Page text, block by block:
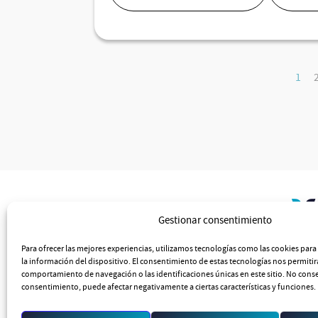
Gestionar consentimiento
Para ofrecer las mejores experiencias, utilizamos tecnologías como las cookies
la información del dispositivo. El consentimiento de estas tecnologías nos
comportamiento de navegación o las identificaciones únicas en este sitio. No
consentimiento, puede afectar negativamente a ciertas características y funciones.
1 2
28003Madrid
+34 910 603 444